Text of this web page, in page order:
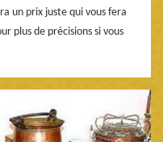
un prix juste qui vous fera
plus de précisions si vous